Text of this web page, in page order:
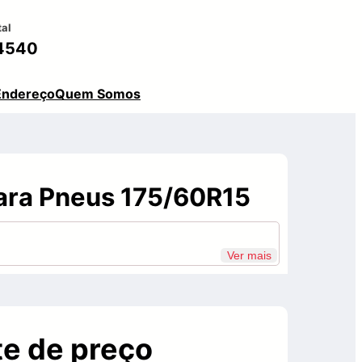
Quem Somos
Pneus 175/60R15
Ver mais
de preço